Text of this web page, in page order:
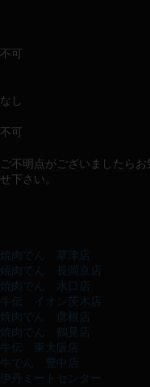
不可
なし
不可
ご不明点がございましたら
せ下さい。
焼肉でん 草津店
焼肉でん 長岡京店
焼肉でん 水口店
牛伝 イオン茨木店
焼肉でん 彦根店
焼肉でん 鶴見店
牛伝 東大阪店
牛でん 豊中店
伊丹ミートセンター